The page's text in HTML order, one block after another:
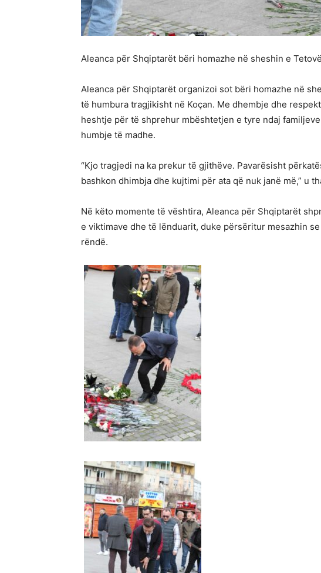
Aleanca për Shqiptarët bëri homazhe në sheshin e
Aleanca për Shqiptarët organizoi sot bëri homazhe në
të humbura tragjikisht në Koçan. Me dhembje dhe
heshtje për të shprehur mbështetjen e tyre ndaj
humbje të madhe.
“Kjo tragjedi na ka prekur të gjithëve. Pavarësisht
bashkon dhimbja dhe kujtimi për ata që nuk janë më,” u
Në këto momente të vështira, Aleanca për Shqiptarët
e viktimave dhe të lënduarit, duke përsëritur mesazhin
rëndë.